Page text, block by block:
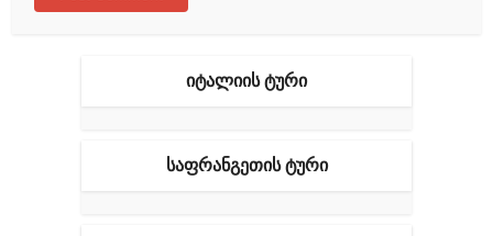
ᲘᲢᲐᲚᲘᲘᲡ ᲢᲣᲠᲘ
ᲡᲐᲤᲠᲐᲜᲒᲔᲗᲘᲡ ᲢᲣᲠᲘ